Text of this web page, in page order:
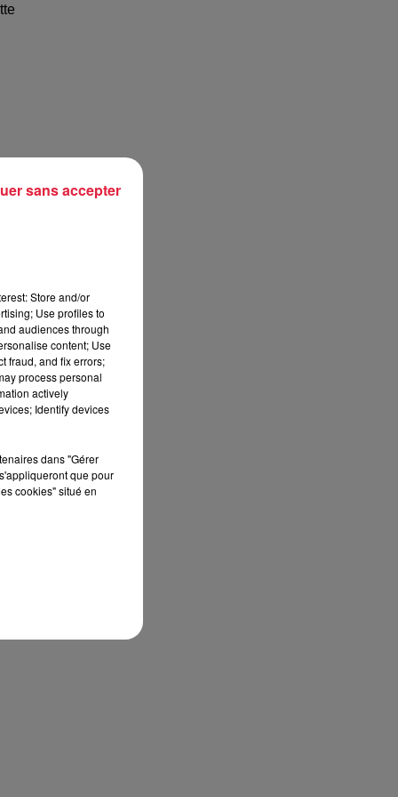
Store and/or
Use profiles to
audiences through
content; Use
fraud, and fix errors;
process personal
actively
Identify devices
dans "Gérer
que pour
cookies" situé en
sans accepter